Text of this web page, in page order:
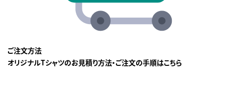
ご注文方法
オリジナルTシャツのお見積り方法・ご注文の手順はこちら